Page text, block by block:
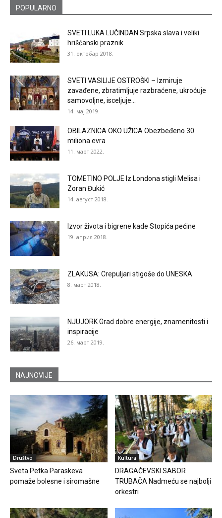
POPULARNO
SVETI LUKA LUČINDAN Srpska slava i veliki
hrišćanski praznik
31. октобар 2018.
SVETI VASILIJE OSTROŠKI – Izmiruje
zavađene, zbratimljuje razbraćene, ukroćuje
samovoljne, isceljuje...
14. мај 2019.
OBILAZNICA OKO UŽICA Obezbeđeno 30
miliona evra
11. март 2022.
TOMETINO POLJE Iz Londona stigli Melisa i
Zoran Đukić
14. август 2018.
Izvor života i bigrene kade Stopića pećine
19. април 2018.
ZLAKUSA: Crepuljari stigoše do UNESKA
8. март 2018.
NJUJORK Grad dobre energije, znamenitosti i
inspiracije
26. март 2019.
NAJNOVIJE
Društvo
Sveta Petka Paraskeva
pomaže bolesne i siromašne
Kultura
DRAGAČEVSKI SABOR
TRUBAČA Nadmeću se najbolji
orkestri